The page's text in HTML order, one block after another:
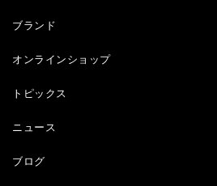
ブランド
オンラインショップ
トピックス
ニュース
ブログ